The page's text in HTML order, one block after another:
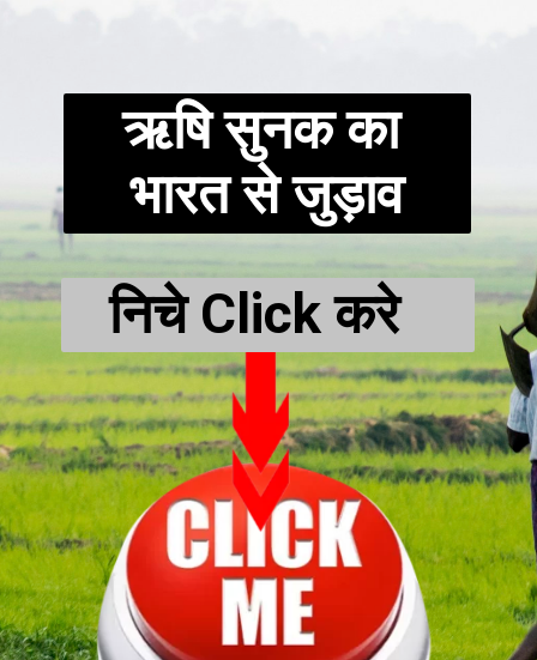
ऋषि सुनक का
भारत से जुड़ाव
निचे Click करे